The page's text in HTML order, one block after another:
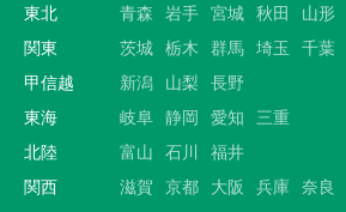
東北
青森 岩手 宮城 秋田 山形
関東
茨城 栃木 群馬 埼玉 千葉
甲信越
新潟 山梨
長野
東海
岐阜 静岡 愛知
三重
北陸
富山 石川
福井
関西
滋賀 京都 大阪 兵庫 奈良